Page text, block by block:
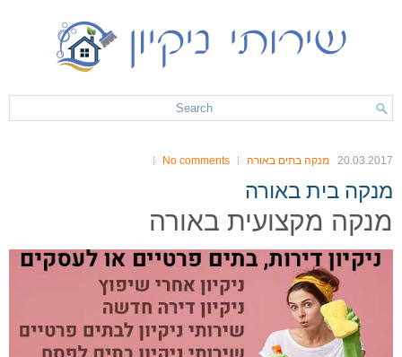
20.03.2017 מנקה בתים באורה No comments
מנקה בית באורה
מנקה מקצועית באורה